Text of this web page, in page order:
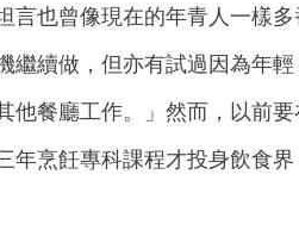
言也曾像現在的年青人一樣
繼續做，但亦有試過因為年
他餐廳工作。」然而，以前
年烹飪專科課程才投身飲食